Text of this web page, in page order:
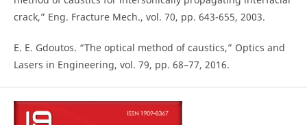
crack,” Eng. Fracture Mech., vol. 70, pp. 643-655, 2003.
E. E. Gdoutos. “The optical method of caustics,” Optics and
Lasers in Engineering, vol. 79, pp. 68–77, 2016.